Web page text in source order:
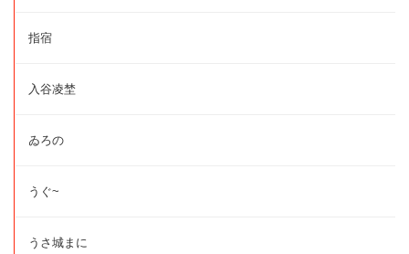
指宿
入谷凌埜
ゐろの
うぐ~
うさ城まに